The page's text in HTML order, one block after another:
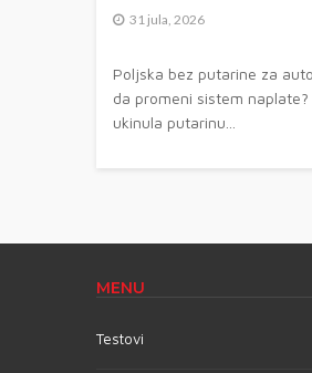
31 jula, 2026
Poljska bez putarine za
da promeni sistem
ukinula putarinu...
MENU
Testovi